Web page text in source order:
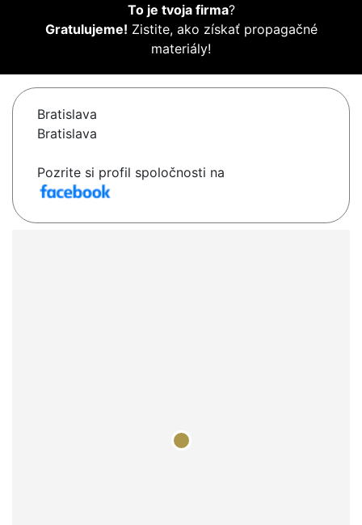
To je tvoja firma?
Gratulujeme! Zistite, ako získať propagačné
materiály!
Bratislava
Bratislava
Pozrite si profil spoločnosti na